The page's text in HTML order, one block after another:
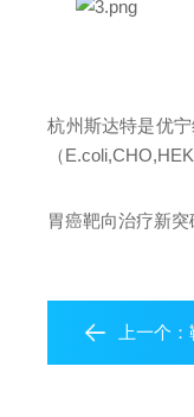
杭州斯达特是优
（
胃癌靶向治疗新
上一个：